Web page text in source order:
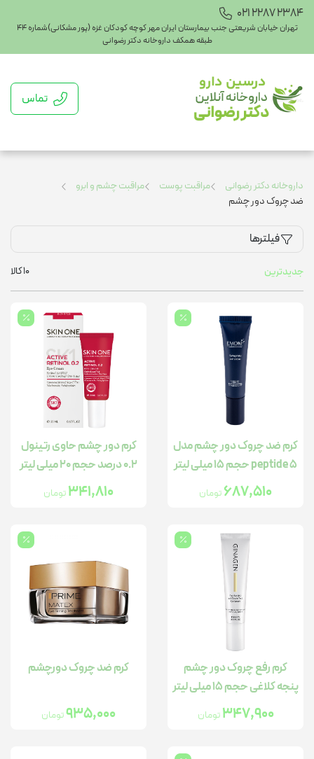
021 2287 2384
تهران خیابان شریعتی جنب بیمارستان ایران مهر کوچه کودکان غزه (پور مشکانی)شماره ۴۴
طبقه همکف داروخانه دکتر رضوانی
تماس
داروخانه دکتر رضوانی مراقبت پوست
مراقبت چشم و ابرو
ضد چروک دور چشم
فیلترها
جدیدترین 10کالا
کرم ضد چروک دور چشم مدل
5 peptide حجم 15 میلی لیتر
687,510تومان
کرم دور چشم حاوی رتینول
0.2 درصد حجم 20 میلی لیتر
341,810تومان
کرم رفع چروک دور چشم
پنجه کلاغی حجم 15 میلی لیتر
347,900تومان
کرم ضد چروک دورچشم
935,000تومان